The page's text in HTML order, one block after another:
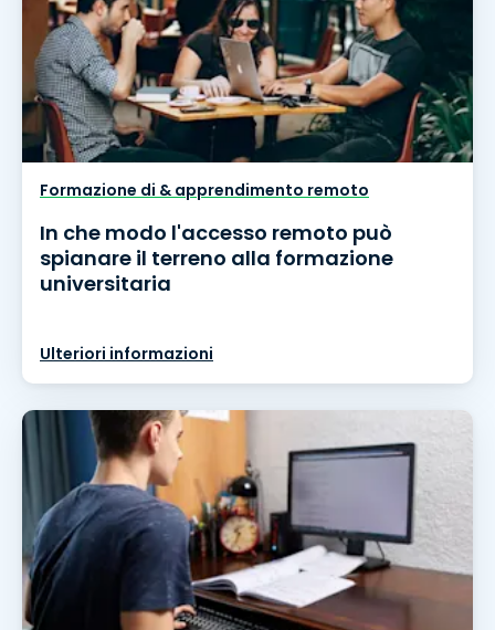
Formazione di & apprendimento remoto
In che modo l'accesso remoto può
spianare il terreno alla formazione
universitaria
Ulteriori informazioni